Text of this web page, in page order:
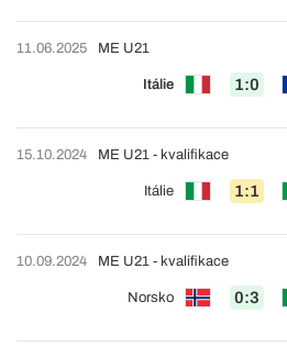
11.06.2025
Itálie 1:0
ME U21
15.10.2024
Itálie 1:1
ME U21 - kvalifikace
10.09.2024
Norsko 0:3
ME U21 - kvalifikace